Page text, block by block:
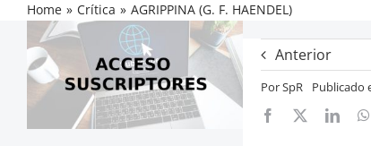
Home Crítica AGRIPPINA (G. F. HAENDEL)
Anterior
PorSpR Publicado